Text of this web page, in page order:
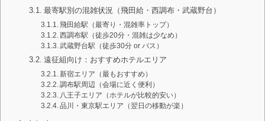
最寄駅別の混雑状況（飛田給・西調布・武蔵野台）
飛田給駅（最寄り・混雑率トップ）
西調布駅（徒歩20分・混雑は少なめ）
武蔵野台駅（徒歩30分 or バス）
遠征組向け：おすすめホテルエリア
新宿エリア（最もおすすめ）
調布駅周辺（会場に近く便利）
八王子エリア（ホテルが比較的安い）
品川・東京駅エリア（翌日の移動が楽）